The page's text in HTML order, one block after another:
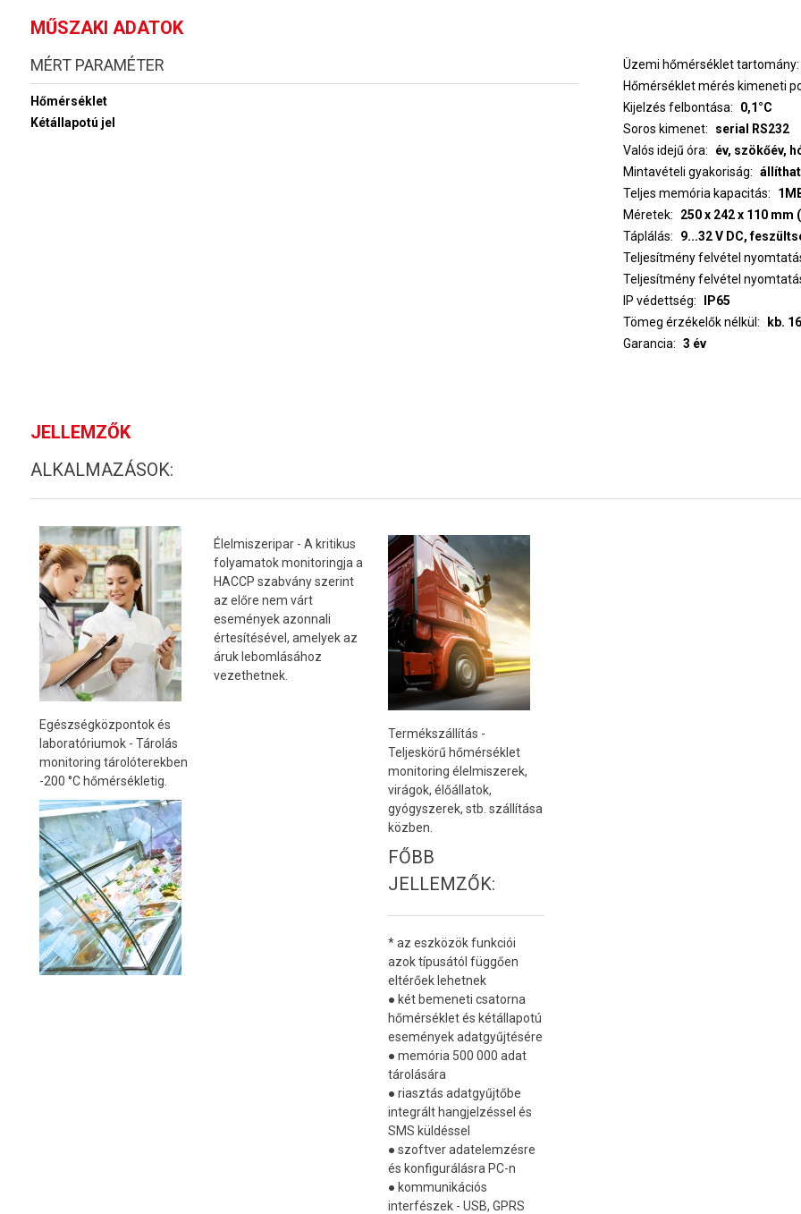
MŰSZAKI ADATOK
MÉRT PARAMÉTER
Hőmérséklet
Kétállapotú jel
Üzemi hőmérséklet tartomány
Hőmérséklet mérés kimeneti
Kijelzés felbontása
0,1°C
Soros kimenet
serial RS232
Valós idejű óra
év, szökőév,
Mintavételi gyakoriság
Teljes memória kapacitás
Méretek
250 x 242 x 110 mm
Táplálás
9...32 V DC,
Teljesítmény felvétel
Teljesítmény felvétel
IP védettség
IP65
Tömeg érzékelők nélkül
kb.
Garancia
3 év
JELLEMZŐK
ALKALMAZÁSOK:
Egészségközpontok és
laboratóriumok - Tárolás
monitoring tárolóterekben
-200 °C hőmérsékletig.
Élelmiszeripar - A kritikus
folyamatok monitoringja a
HACCP szabvány szerint
az előre nem várt
események azonnali
értesítésével, amelyek az
áruk lebomlásához
vezethetnek.
Termékszállítás -
Teljeskörű hőmérséklet
monitoring élelmiszerek,
virágok, élőállatok,
gyógyszerek, stb. szállítása
közben.
FŐBB
JELLEMZŐK:
* az eszközök funkciói
azok típusától függően
eltérőek lehetnek
● két bemeneti csatorna
hőmérséklet és kétállapotú
események adatgyűjtésére
● memória 500 000 adat
tárolására
● riasztás adatgyűjtőbe
integrált hangjelzéssel és
SMS küldéssel
● szoftver adatelemzésre
és konfigurálásra PC-n
● kommunikációs
interfészek - USB, GPRS